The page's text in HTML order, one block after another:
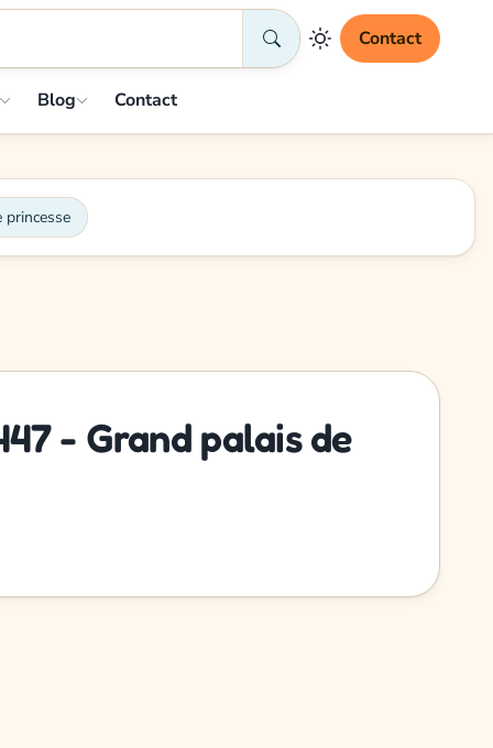
Contact
Blog Contact
- Grand palais de